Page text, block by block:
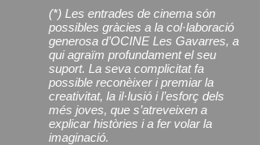
(*) Les entrades de cinema són
possibles gràcies a la col·laboració
generosa d’OCINE Les Gavarres, a
qui agraïm profundament el seu
suport. La seva complicitat fa
possible reconèixer i premiar la
creativitat, la il·lusió i l’esforç dels
més joves, que s’atreveixen a
explicar històries i a fer volar la
imaginació.